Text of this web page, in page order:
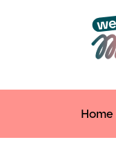
Home